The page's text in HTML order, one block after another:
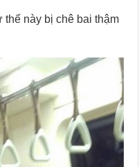
này bị chê bai thậm